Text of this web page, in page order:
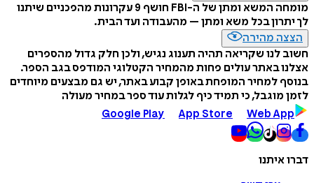
מומחה המשא ומתן של ה-FBI חושף 9 עקרונות מהפכניים שיתנו
לך יתרון בכל משא ומתן – מהעבודה ועד הבית.
הצצה מהירה
חשוב לנו שקריאה תהיה תענוג נגיש, ולכן חלק גדול מהספרים
אצלנו באתר עולים פחות מהמחיר הקטלוגי המודפס בגב הספר.
בנוסף למחיר המופחת באופן קבוע באתר, יש גם מבצעים מיוחדים
לזמן מוגבל, כי תמיד כיף לגלות עוד ספר במחיר מעולה
Google Play
App Store Web App
דברו איתנו